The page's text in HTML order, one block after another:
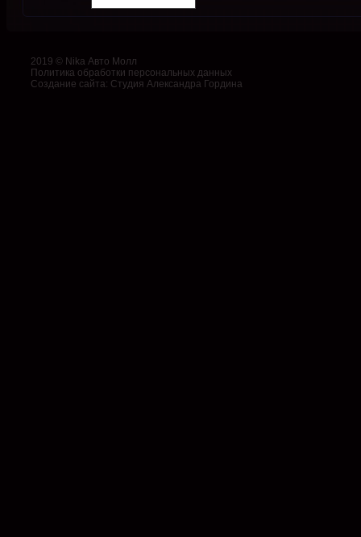
2019 © Nika Авто Молл
Политика обработки персональных данных
Создание сайта: Студия Александра Гордина